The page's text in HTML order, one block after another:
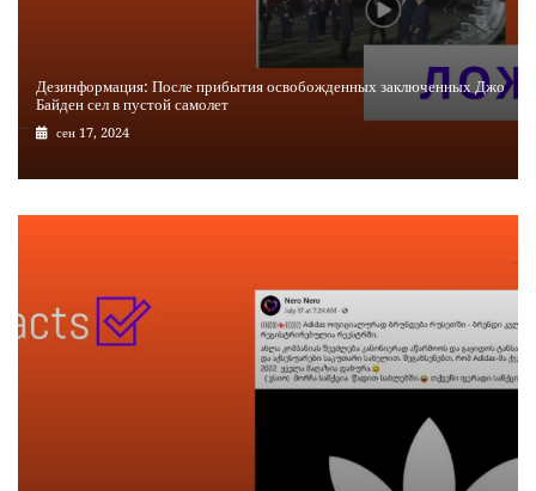
Дезинформация: После прибытия освобожденных заключенных Джо
Байден сел в пустой самолет
сен 17, 2024